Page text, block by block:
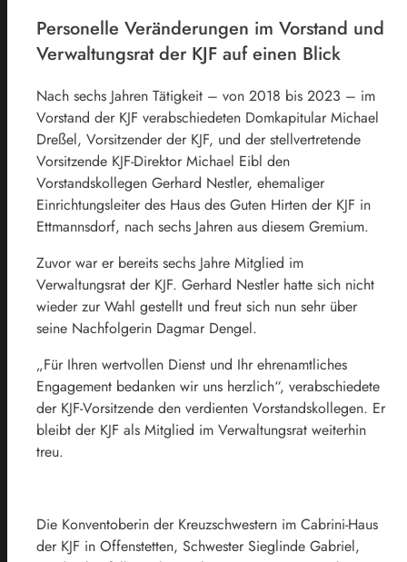
Personelle Veränderungen im Vorstand und
Verwaltungsrat der KJF auf einen Blick
Nach sechs Jahren Tätigkeit – von 2018 bis 2023 – im
Vorstand der KJF verabschiedeten Domkapitular Michael
Dreßel, Vorsitzender der KJF, und der stellvertretende
Vorsitzende KJF-Direktor Michael Eibl den
Vorstandskollegen Gerhard Nestler, ehemaliger
Einrichtungsleiter des Haus des Guten Hirten der KJF in
Ettmannsdorf, nach sechs Jahren aus diesem Gremium.
Zuvor war er bereits sechs Jahre Mitglied im
Verwaltungsrat der KJF. Gerhard Nestler hatte sich nicht
wieder zur Wahl gestellt und freut sich nun sehr über
seine Nachfolgerin Dagmar Dengel.
„Für Ihren wertvollen Dienst und Ihr ehrenamtliches
Engagement bedanken wir uns herzlich“, verabschiedete
der KJF-Vorsitzende den verdienten Vorstandskollegen. Er
bleibt der KJF als Mitglied im Verwaltungsrat weiterhin
treu.
Die Konventoberin der Kreuzschwestern im Cabrini-Haus
der KJF in Offenstetten, Schwester Sieglinde Gabriel,